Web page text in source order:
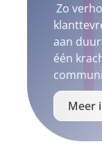
Zo
aan
één
Meer